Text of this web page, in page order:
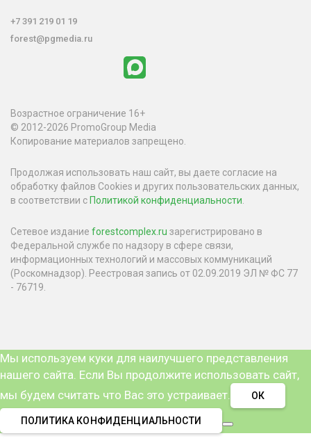
+7 391 219 01 19
forest@pgmedia.ru
Возрастное ограничение 16+
© 2012-2026 PromoGroup Media
Копирование материалов запрещено.
Продолжая использовать наш сайт, вы даете согласие на
обработку файлов Cookies и других пользовательских данных,
в соответствии с Политикой конфиденциальности.
Сетевое издание forestcomplex.ru зарегистрировано в
Федеральной службе по надзору в сфере связи,
информационных технологий и массовых коммуникаций
(Роскомнадзор). Реестровая запись от 02.09.2019 ЭЛ № ФС 77
- 76719.
Мы используем куки для наилучшего представления
нашего сайта. Если Вы продолжите использовать сайт,
мы будем считать что Вас это устраивает.
ОК
ПОЛИТИКА КОНФИДЕНЦИАЛЬНОСТИ